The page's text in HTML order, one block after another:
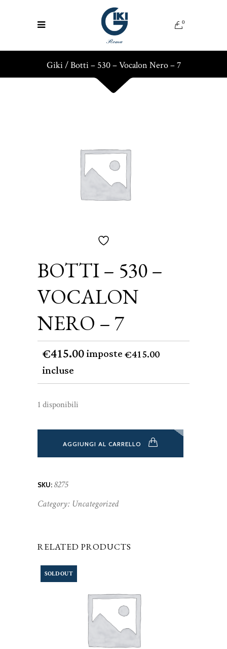
0
Giki/Botti – 530 – Vocalon Nero – 7
BOTTI – 530 –
VOCALON
NERO – 7
€415.00imposte€415.00
incluse
1 disponibili
AGGIUNGI AL CARRELLO
SKU: 8275
Category: Uncategorized
RELATED PRODUCTS
SOLD OUT